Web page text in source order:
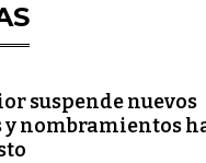
suspende nuevos
nombramientos